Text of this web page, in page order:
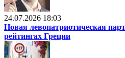
24.07.2026 18:03
Новая левопатриотическая
рейтингах Греции